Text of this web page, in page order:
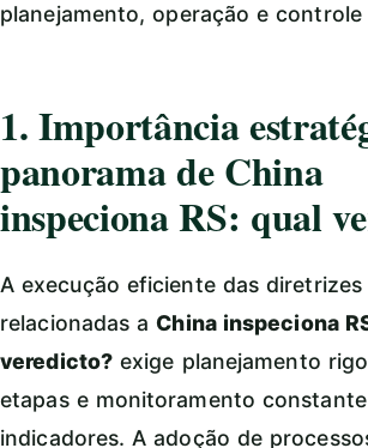
planejamento, operação e
1. Importância
panorama de China
inspeciona RS: qual
A execução eficiente das diretrizes
relacionadas aChina inspeciona
veredicto? exige planejamento
etapas e monitoramento
indicadores. A adoção de